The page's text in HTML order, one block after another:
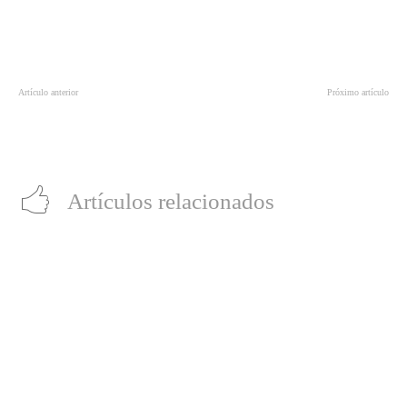
Artículo anterior Próximo artículo
Artículos relacionados